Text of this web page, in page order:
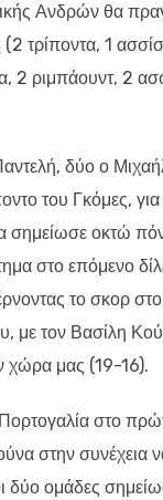
Ανδρών θα
τρίποντα, 1
2 ριμπάουντ, 2
δύο ο
του Γκόμες,
σημείωσε οκτώ
στο επόμενο
το σκορ
με τον Βασίλη
χώρα μας (19-16).
στο
στην συνέχεια
ομάδες